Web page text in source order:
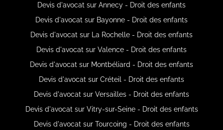
Devis d'avocat sur Annecy - Droit des enfants
Devis d'avocat sur Bayonne - Droit des enfants
Devis d'avocat sur La Rochelle - Droit des enfants
Devis d'avocat sur Valence - Droit des enfants
Devis d'avocat sur Montbéliard - Droit des enfants
Devis d'avocat sur Créteil - Droit des enfants
Devis d'avocat sur Versailles - Droit des enfants
Devis d'avocat sur Vitry-sur-Seine - Droit des enfants
Devis d'avocat sur Tourcoing - Droit des enfants